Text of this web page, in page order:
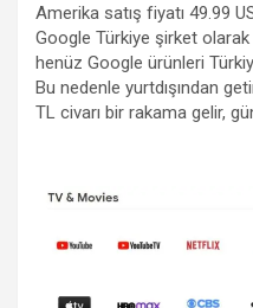
Amerika satış fiyatı 49.99
Google Türkiye şirket
henüz Google ürünleri
Bu nedenle yurtdışından
TL civarı bir rakama gelir,